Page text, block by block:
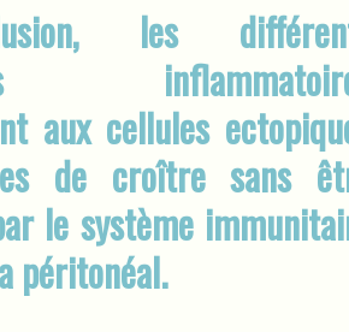
les
aux cellules
de croître sans
le système
péritonéal.